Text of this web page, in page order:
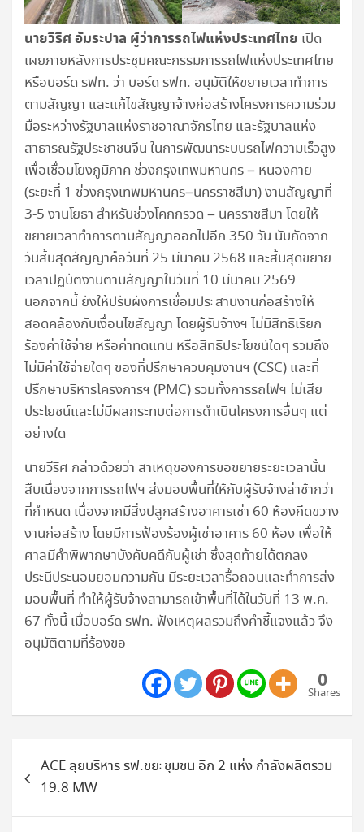
นายวีริศอัมระปาล ผู้ว่าการรถไฟแห่งประเทศไทย เปิด
เผยภายหลังการประชุมคณะกรรมการรถไฟแห่งประเทศไทย
หรือบอร์ด รฟท. ว่า บอร์ด รฟท. อนุมัติให้ขยายเวลาทำการ
ตามสัญญา และแก้ไขสัญญาจ้างก่อสร้างโครงการความร่วม
มือระหว่างรัฐบาลแห่งราชอาณาจักรไทย และรัฐบาลแห่ง
สาธารณรัฐประชาชนจีน ในการพัฒนาระบบรถไฟความเร็วสูง
เพื่อเชื่อมโยงภูมิภาค ช่วงกรุงเทพมหานคร – หนองคาย
(ระยะที่ 1 ช่วงกรุงเทพมหานคร–นครราชสีมา) งานสัญญาที่
3-5 งานโยธา สำหรับช่วงโคกกรวด – นครราชสีมา โดยให้
ขยายเวลาทำการตามสัญญาออกไปอีก 350 วัน นับถัดจาก
วันสิ้นสุดสัญญาคือวันที่ 25 มีนาคม 2568 และสิ้นสุดขยาย
เวลาปฏิบัติงานตามสัญญาในวันที่ 10 มีนาคม 2569
นอกจากนี้ ยังให้ปรับผังการเชื่อมประสานงานก่อสร้างให้
สอดคล้องกับเงื่อนไขสัญญา โดยผู้รับจ้างฯ ไม่มีสิทธิเรียก
ร้องค่าใช้จ่าย หรือค่าทดแทน หรือสิทธิประโยชน์ใดๆ รวมถึง
ไม่มีค่าใช้จ่ายใดๆ ของที่ปรึกษาควบคุมงานฯ (CSC) และที่
ปรึกษาบริหารโครงการฯ (PMC) รวมทั้งการรถไฟฯ ไม่เสีย
ประโยชน์และไม่มีผลกระทบต่อการดำเนินโครงการอื่นๆ แต่
อย่างใด
นายวีริศ กล่าวด้วยว่า สาเหตุของการขอขยายระยะเวลานั้น
สืบเนื่องจากการรถไฟฯ ส่งมอบพื้นที่ให้กับผู้รับจ้างล่าช้ากว่า
ที่กำหนด เนื่องจากมีสิ่งปลูกสร้างอาคารเช่า 60 ห้องกีดขวาง
งานก่อสร้าง โดยมีการฟ้องร้องผู้เช่าอาคาร 60 ห้อง เพื่อให้
ศาลมีคำพิพากษาบังคับคดีกับผู้เช่า ซึ่งสุดท้ายได้ตกลง
ประนีประนอมยอมความกัน มีระยะเวลารื้อถอนและทำการส่ง
มอบพื้นที่ ทำให้ผู้รับจ้างสามารถเข้าพื้นที่ได้ในวันที่ 13 พ.ค.
67 ทั้งนี้ เมื่อบอร์ด รฟท. ฟังเหตุผลรวมถึงคำชี้แจงแล้ว จึง
อนุมัติตามที่ร้องขอ
0
Shares
เรื่องACE ลุยบริหาร รฟ.ขยะชุมชน อีก 2 แห่ง กำลังผลิตรวม
19.8 MW